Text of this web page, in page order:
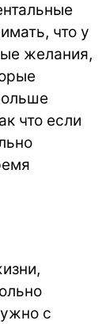
что у
желания,
что если
с